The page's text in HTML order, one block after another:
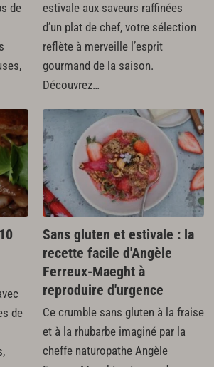
de
estivale aux saveurs raffinées
d’un plat de chef, votre sélection
reflète à merveille l’esprit
gourmand de la saison.
Découvrez…
de
Sans gluten et estivale : la
recette facile d'Angèle
Ferreux-Maeght à
reproduire d'urgence
Ce crumble sans gluten à la fraise
et à la rhubarbe imaginé par la
cheffe naturopathe Angèle